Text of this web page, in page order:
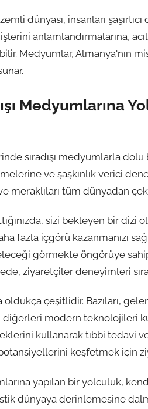
dünyası, insanları
anlamlandırmalarına,
Medyumlar, Almanya'nın
Medyumlarına
sıradışı medyumlarla
ve şaşkınlık verici
meraklıları tüm dünyadan
sizi bekleyen bir dizi
fazla içgörü kazanmanızı
görmekte öngörüye
ziyaretçiler deneyimleri
çeşitlidir. Bazıları,
modern teknolojileri
kullanarak tıbbi tedavi
potansiyellerini keşfetmek için
yapılan bir yolculuk,
dünyaya derinlemesine